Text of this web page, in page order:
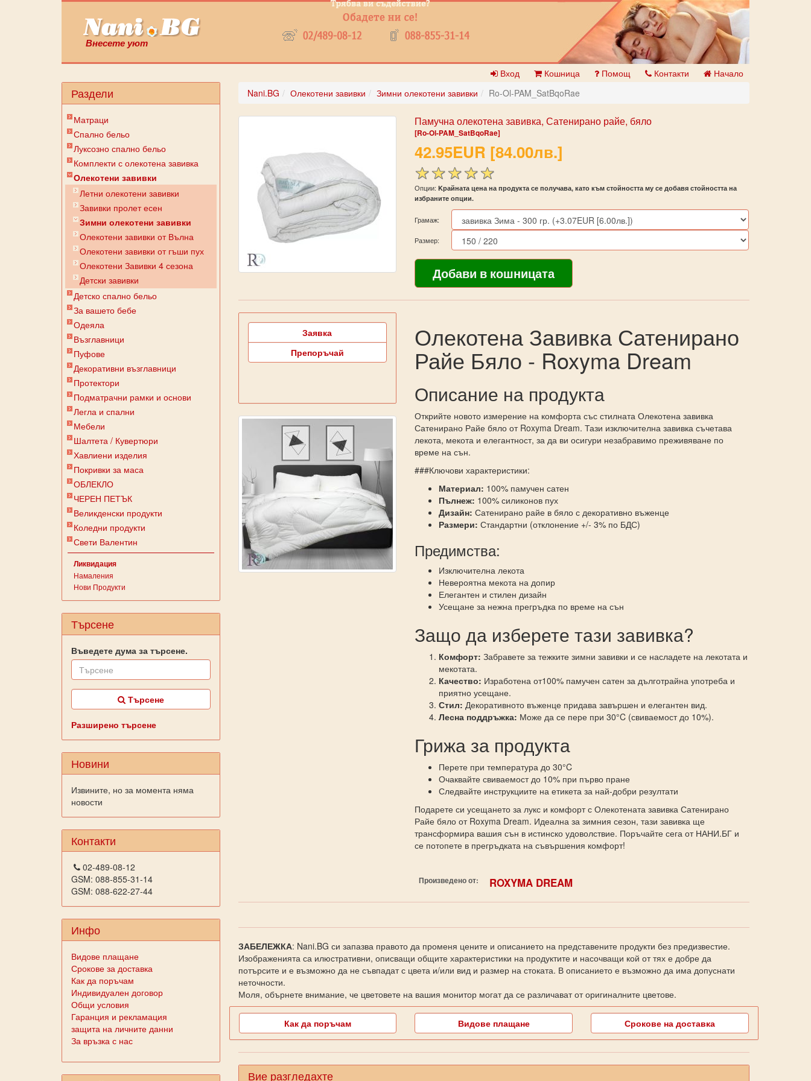
Внесете уют
Вход Кошница Помощ Контакти Начало
Раздели
Матраци
Спално бельо
Луксозно спално бельо
Комплекти с олекотена завивка
Олекотени завивки
Летни олекотени завивки
Завивки пролет есен
Зимни олекотени завивки
Олекотени завивки от Вълна
Олекотени завивки от гъши пух
Олекотени Завивки 4 сезона
Детски завивки
Детско спално бельо
За вашето бебе
Одеяла
Възглавници
Пуфове
Декоративни възглавници
Протектори
Подматрачни рамки и основи
Легла и спални
Мебели
Шалтета / Кувертюри
Хавлиени изделия
Покривки за маса
ОБЛЕКЛО
ЧЕРЕН ПЕТЪК
Великденски продукти
Коледни продукти
Свети Валентин
Ликвидация
Намаления
Нови Продукти
Търсене
Въведете дума за търсене.
Търсене
Разширено търсене
Новини
Извините, но за момента няма
новости
Контакти
02-489-08-12
GSM: 088-855-31-14
GSM: 088-622-27-44
Инфо
Видове плащане
Срокове за доставка
Как да поръчам
Индивидуален договор
Общи условия
Гаранция и рекламация
защита на личните данни
За връзка с нас
Nani.BG Олекотени завивки Зимни олекотени завивки Ro-Ol-PAM_SatBqoRae
Памучна олекотена завивка, Сатенирано райе, бяло
[Ro-Ol-PAM_SatBqoRae]
42.95EUR [84.00лв.]
Опции: Kрайната цена на продукта се получава, като към стойността му се добавя стойността на
избраните опции.
Грамаж:
Размер:
Заявка
Препоръчай
Олекотена Завивка Сатенирано
Райе Бяло - Roxyma Dream
Описание на продукта
Открийте новото измерение на комфорта със стилната Олекотена завивка
Сатенирано Райе бяло от Roxyma Dream. Тази изключителна завивка съчетава
лекота, мекота и елегантност, за да ви осигури незабравимо преживяване по
време на сън.
###Ключови характеристики:
Материал: 100% памучен сатен
Пълнеж: 100% силиконов пух
Дизайн: Сатенирано райе в бяло с декоративно въженце
Размери: Стандартни (отклонение +/- 3% по БДС)
Предимства:
Изключителна лекота
Невероятна мекота на допир
Елегантен и стилен дизайн
Усещане за нежна прегръдка по време на сън
Защо да изберете тази завивка?
Комфорт: Забравете за тежките зимни завивки и се насладете на лекотата и
мекотата.
Качество: Изработена от100% памучен сатен за дълготрайна употреба и
приятно усещане.
Стил: Декоративното въженце придава завършен и елегантен вид.
Лесна поддръжка: Може да се пере при 30°C (свиваемост до 10%).
Грижа за продукта
Перете при температура до 30°C
Очаквайте свиваемост до 10% при първо пране
Следвайте инструкциите на етикета за най-добри резултати
Подарете си усещането за лукс и комфорт с Олекотената завивка Сатенирано
Райе бяло от Roxyma Dream. Идеална за зимния сезон, тази завивка ще
трансформира вашия сън в истинско удоволствие. Поръчайте сега от НАНИ.БГ и
се потопете в прегръдката на съвършения комфорт!
Произведено от: ROXYMA DREAM
ЗАБЕЛЕЖКА: Nani.BG си запазва правото да променя цените и описанието на представените продукти без предизвестие.
Изображенията са илюстративни, описващи общите характеристики на продуктите и насочващи кой от тях е добре да
потърсите и е възможно да не съвпадат с цвета и/или вид и размер на стоката. В описанието е възможно да има допуснати
неточности.
Моля, обърнете внимание, че цветовете на вашия монитор могат да се различават от оригиналните цветове.
Как да поръчам Видове плащане Срокове на доставка
Вие разгледахте